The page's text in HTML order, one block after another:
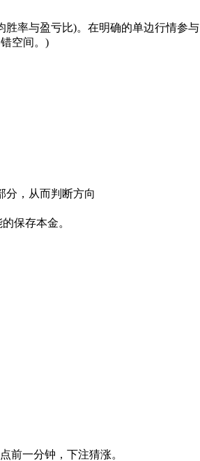
胜率与盈亏比)。在明确的单边行情参与
空间。)
分，从而判断方向
保存本金。
前一分钟，下注猜涨。